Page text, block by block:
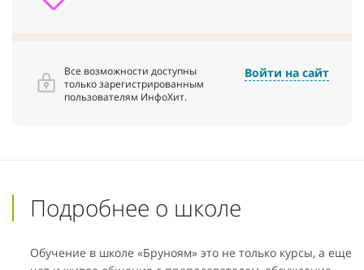
Все возможности доступны
только зарегистрированным
пользователям ИнфоХит.
Войти на сайт
Подробнее о школе
Обучение в школе «Бруноям» это не только курсы, а еще